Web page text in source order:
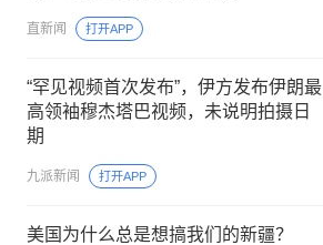
直新闻 打开APP
“罕见视频首次发布”，伊方发布伊朗最
高领袖穆杰塔巴视频，未说明拍摄日
期
九派新闻 打开APP
美国为什么总是想搞我们的新疆？